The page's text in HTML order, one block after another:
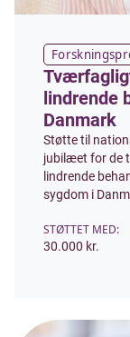
lindrende
Danmark
Støtte til
jubilæet for de
lindrende
sygdom i
STØTTET MED:
30.000 kr.